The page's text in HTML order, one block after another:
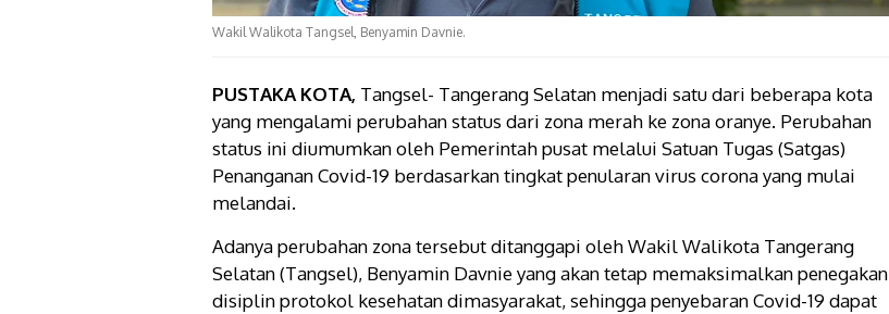
Wakil Walikota Tangsel, Benyamin Davnie.
PUSTAKA KOTA, Tangsel- Tangerang Selatan menjadi satu dari beberapa kota
yang mengalami perubahan status dari zona merah ke zona oranye. Perubahan
status ini diumumkan oleh Pemerintah pusat melalui Satuan Tugas (Satgas)
Penanganan Covid-19 berdasarkan tingkat penularan virus corona yang mulai
melandai.
Adanya perubahan zona tersebut ditanggapi oleh Wakil Walikota Tangerang
Selatan (Tangsel), Benyamin Davnie yang akan tetap memaksimalkan penegakan
disiplin protokol kesehatan dimasyarakat, sehingga penyebaran Covid-19 dapat